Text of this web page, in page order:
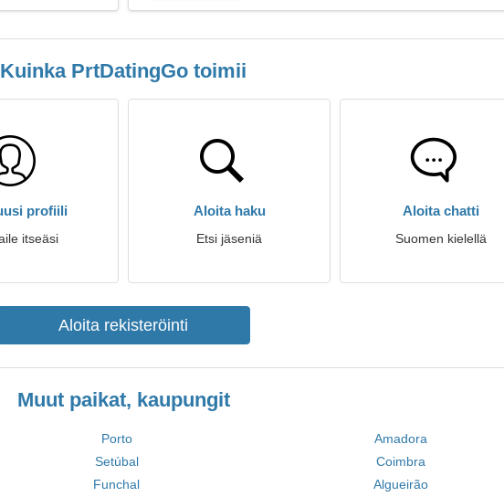
Kuinka PrtDatingGo toimii
profiili
itseäsi
Aloita haku
Etsi jäseniä
Aloita chatti
Suomen kielellä
Aloita rekisteröinti
Muut paikat, kaupungit
Porto
Amadora
Setúbal
Coimbra
Funchal Algueirão